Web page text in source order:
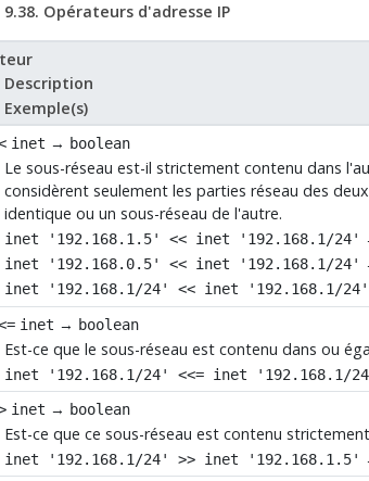
Opérateurs d'adresse IP
Description
Exemple(s)
inet → boolean
Le sous-réseau est-il strictement contenu dans
considèrent seulement les parties réseau des
identique ou un sous-réseau de l'autre.
inet '192.168.1.5' << inet '192.168.1/24'
inet '192.168.0.5' << inet '192.168.1/24'
inet '192.168.1/24' << inet '192.168.1/24'
inet → boolean
Est-ce que le sous-réseau est contenu dans ou
inet '192.168.1/24' <<= inet '192.168.1/
inet → boolean
Est-ce que ce sous-réseau est contenu
inet '192.168.1/24' >> inet '192.168.1.5'